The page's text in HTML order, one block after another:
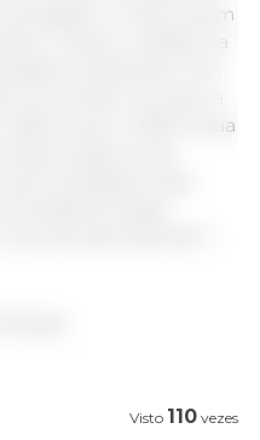
é clara: quem
mudou o hábito na
na gôndola. “Em
em tempo recorde, a
A ABCS atua
essas novas
reais,
brasileira esteja
para atender”,
Visto 110 vezes